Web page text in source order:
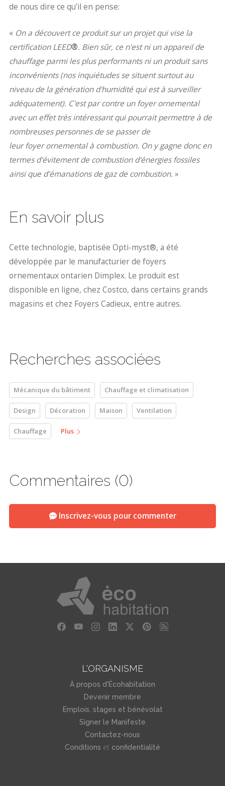
de nous dire ce qu’il en pense:
« On a découvert ce produit sur un projet qui vise la
certification LEED®. Bien sûr, ce n'est ni un appareil de
chauffage parmi les plus performants ni un produit sans
inconvénients (nos inquiétudes se situent surtout au
niveau de la génération d'humidité qui est à surveiller
adéquatement). C'est par contre un foyer ornemental
avec un effet très intéressant qui pourrait permettre à de
nombreuses personnes de se passer de
leur foyer ornemental à combustion. On y gagne donc en
termes d'évitement de combustion d'énergies fossiles
ainsi que d'émanations de gaz de combustion. »
En savoir plus
Cette technologie, baptisée Opti-myst®, a été
développée par le manufacturier de foyers
ornementaux ontarien Dimplex. Le produit est
disponible en ligne, chez Costco, dans certains grands
magasins et chez Foyers Cadieux, entre autres.
Recherches associées
Mécanique du bâtiment Chauffage et climatisation
Design Décoration Maison Ventilation
Chauffage Plus
Commentaires (0)
Inscrivez-vous pour commenter
L'ORGANISME
À propos d'Écohabitation
Devenir membre
Emplois, stages et bénévolat
Signer le Manifeste
Contactez-nous
Conditions et confidentialité